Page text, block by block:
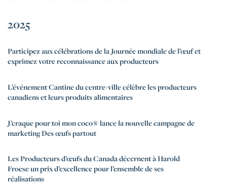
2025
Participez aux célébrations de la Journée mondiale de l’œuf et
exprimez votre reconnaissance aux producteurs
L’événement Cantine du centre-ville célèbre les producteurs
canadiens et leurs produits alimentaires
J’craque pour toi mon coco® lance la nouvelle campagne de
marketing Des œufs partout
Les Producteurs d’œufs du Canada décernent à Harold
Froese un prix d’excellence pour l’ensemble de ses
réalisations